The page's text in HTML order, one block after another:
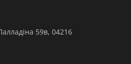
59в, 04216